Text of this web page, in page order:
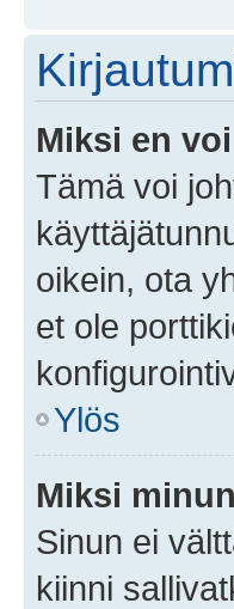
Miksi en
Tämä voi
oikein, ota
et ole
Ylös
Miksi
Sinun ei
kiinni